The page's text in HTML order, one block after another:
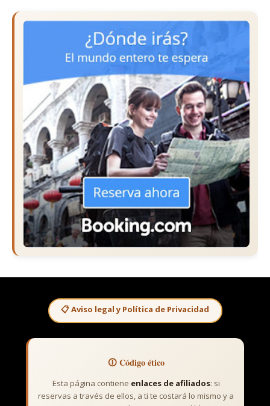
📋 Aviso legal y Política de Privacidad
🛈 Código ético
Esta página contiene enlaces de afiliados: si
reservas a través de ellos, a ti te costará lo mismo y a